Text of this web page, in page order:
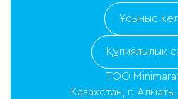
Ұсыныс
Құпиялылық
ТОО
Казахстан, г.